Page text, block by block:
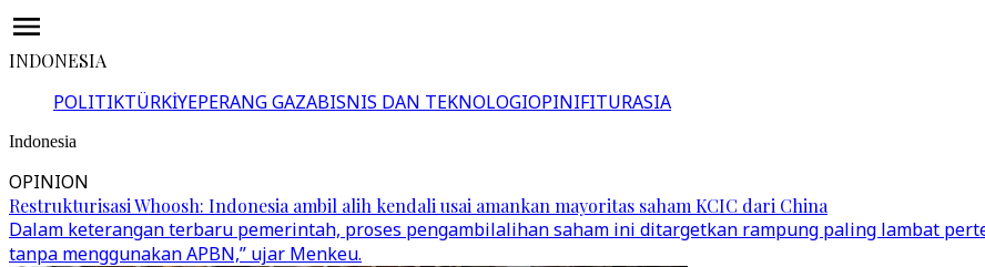
INDONESIA
POLITIKTÜRKİYEPERANG GAZABISNIS DAN TEKNOLOGIOPINIFITURASIA
Indonesia
OPINION
Restrukturisasi Whoosh: Indonesia ambil alih kendali usai amankan mayoritas saham KCIC dari China
Dalam keterangan terbaru pemerintah, proses pengambilalihan saham ini ditargetkan rampung paling lambat
tanpa menggunakan APBN,” ujar Menkeu.